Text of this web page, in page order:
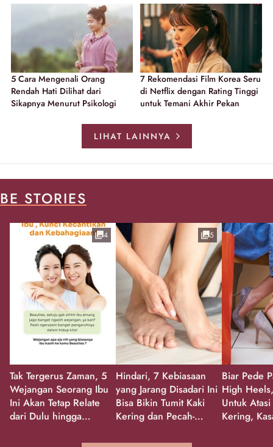
5 Cara Mengenali Orang
Rendah Hati Dilihat dari
Sikapnya Menurut Psikologi
7 Rekomendasi Film Korea Seru
di Netflix dengan Rating Tinggi
untuk Temani Akhir Pekan
LIHAT LAINNYA
BE STORIES
Tak Tergerus Zaman, 5
Wejangan Seorang Ibu
Ini Akan Tetap Relate
dari Dulu hingga
4
Hindari, 7 Kebiasaan
yang Jarang Disadari Ini
Bisa Bikin Tumit Kaki
Kering dan Pecah-
5
Biar Pede
High
Untuk
Kering,